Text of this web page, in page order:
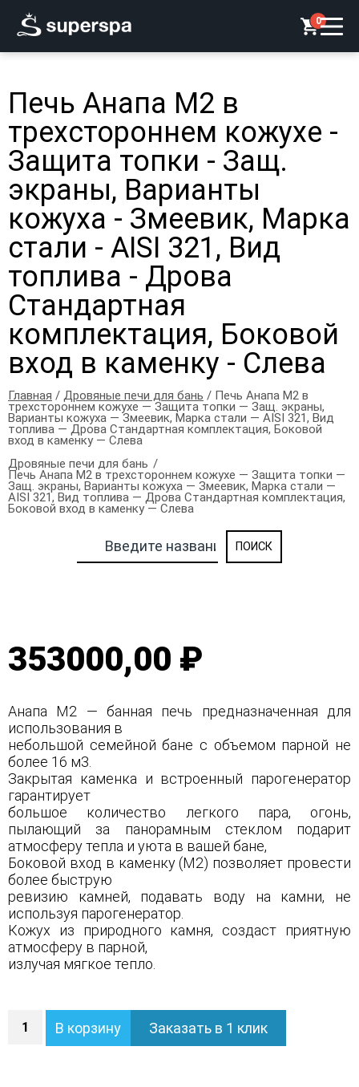
0
Печь Анапа М2 в
трехстороннем кожухе -
Защита топки - Защ.
экраны, Варианты
кожуха - Змеевик, Марка
стали - AISI 321, Вид
топлива - Дрова
Стандартная
комплектация, Боковой
вход в каменку - Слева
Главная / Дровяные печи для бань / Печь Анапа М2 в
трехстороннем кожухе — Защита топки — Защ. экраны,
Варианты кожуха — Змеевик, Марка стали — AISI 321, Вид
топлива — Дрова Стандартная комплектация, Боковой
вход в каменку — Слева
Дровяные печи для бань
Печь Анапа М2 в трехстороннем кожухе — Защита топки —
Защ. экраны, Варианты кожуха — Змеевик, Марка стали —
AISI 321, Вид топлива — Дрова Стандартная комплектация,
Боковой вход в каменку — Слева
353000,00 ₽
Анапа М2 — банная печь предназначенная для
использования в
небольшой семейной бане с объемом парной не
более 16 м3.
Закрытая каменка и встроенный парогенератор
гарантирует
большое количество легкого пара, огонь,
пылающий за панорамным стеклом подарит
атмосферу тепла и уюта в вашей бане,
Боковой вход в каменку (М2) позволяет провести
более быструю
ревизию камней, подавать воду на камни, не
используя парогенератор.
Кожух из природного камня, создаст приятную
атмосферу в парной,
излучая мягкое тепло.
Печь
Анапа
В корзину Заказать в 1 клик